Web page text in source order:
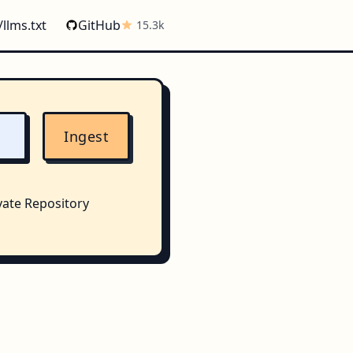
GitHub 15.3k
Ingest
Repository